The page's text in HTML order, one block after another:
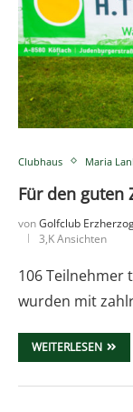
Clubhaus Maria
Für den guten
vonGolfclub
3,K Ansichten
106 Teilnehmer
wurden mit
WEITERLESEN